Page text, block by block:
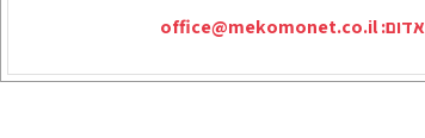
office@mekomonet.co.il